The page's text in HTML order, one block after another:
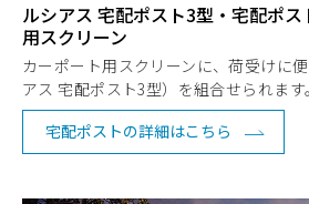
ルシアス 宅配ポスト3型・宅配ポ
用スクリーン
カーポート用スクリーンに、荷受けに
アス 宅配ポスト3型）を組合せられます。
宅配ポストの詳細はこちら